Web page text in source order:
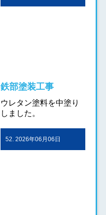
鉄部塗装工事
ウレタン塗料を中塗り
しました。
52. 2026年06月06日